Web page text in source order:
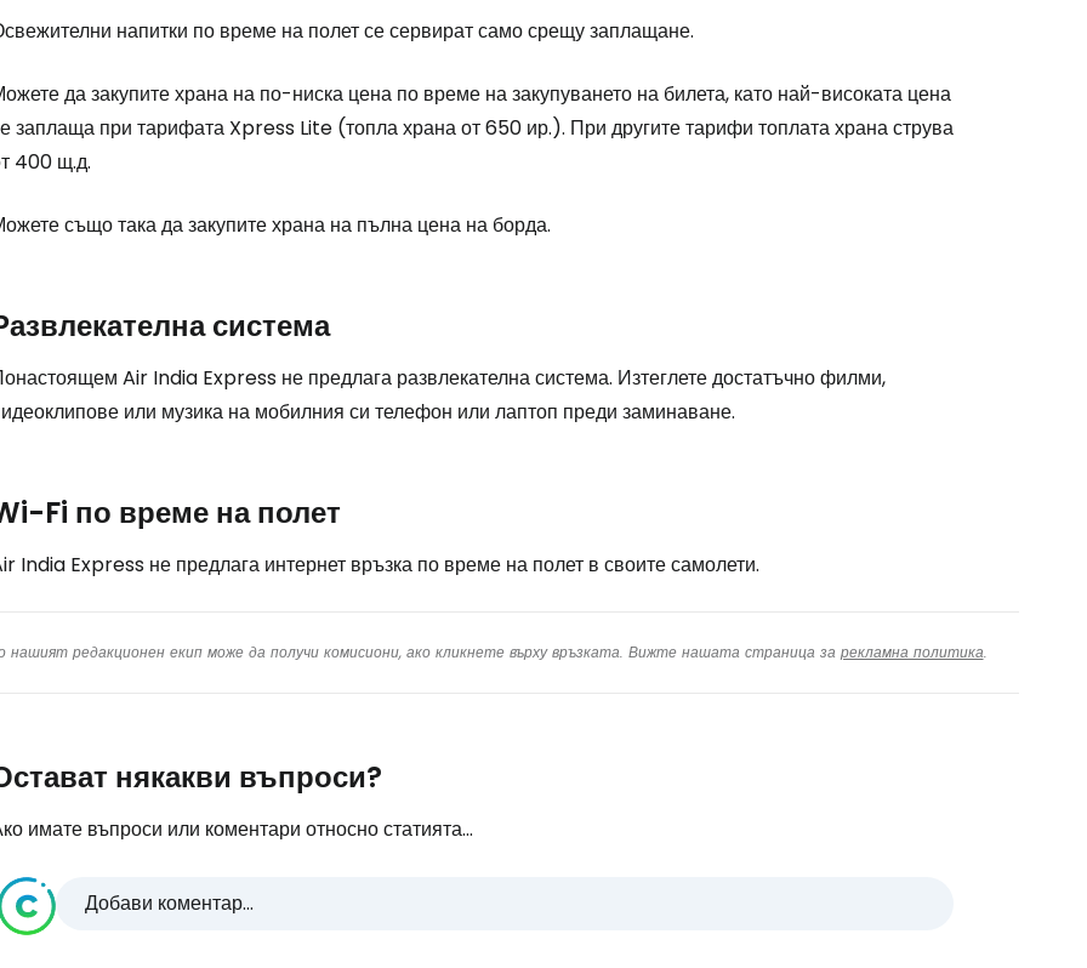
напитки по време на полет се сервират само срещу заплащане.
да закупите храна на по-ниска цена по време на закупуването на билета, като най-високата цена
заплаща при тарифата Xpress Lite (топла храна от 650 ир.). При другите тарифи топлата храна струва
400 щ.д.
също така да закупите храна на пълна цена на борда.
система
Air India Express не предлага развлекателна система. Изтеглете достатъчно филми,
или музика на мобилния си телефон или лаптоп преди заминаване.
Fi по време на полет
India Express не предлага интернет връзка по време на полет в своите самолети.
редакционен екип може да получи комисиони, ако кликнете върху връзката. Вижте нашата страница за рекламна политика.
някакви въпроси?
имате въпроси или коментари относно статията...
Добави коментар...
Продължете с Google